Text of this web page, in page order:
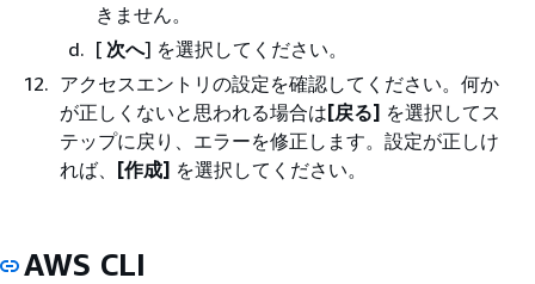
きません。
[ 次へ] を選択してください。
アクセスエントリの設定を確認してください。何か
が正しくないと思われる場合は[戻る] を選択してス
テップに戻り、エラーを修正します。設定が正しけ
れば、 [作成] を選択してください。
AWS CLI